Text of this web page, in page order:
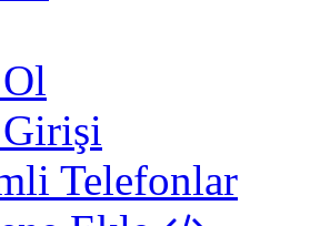
Telefonlar